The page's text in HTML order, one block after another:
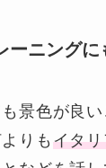
ーニングに
景色が良
りも イタ